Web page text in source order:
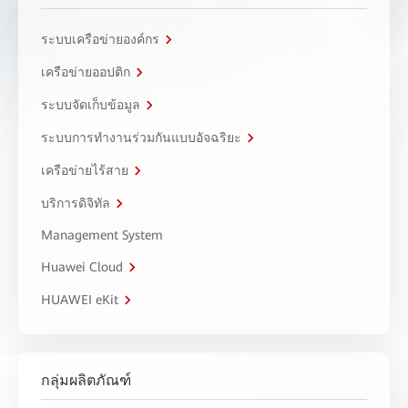
ระบบเครือข่ายองค์กร
เครือข่ายออปติก
ระบบจัดเก็บข้อมูล
ระบบการทำงานร่วมกันแบบอัจฉริยะ
เครือข่ายไร้สาย
บริการดิจิทัล
Management System
Huawei Cloud
HUAWEI eKit
กลุ่มผลิตภัณฑ์